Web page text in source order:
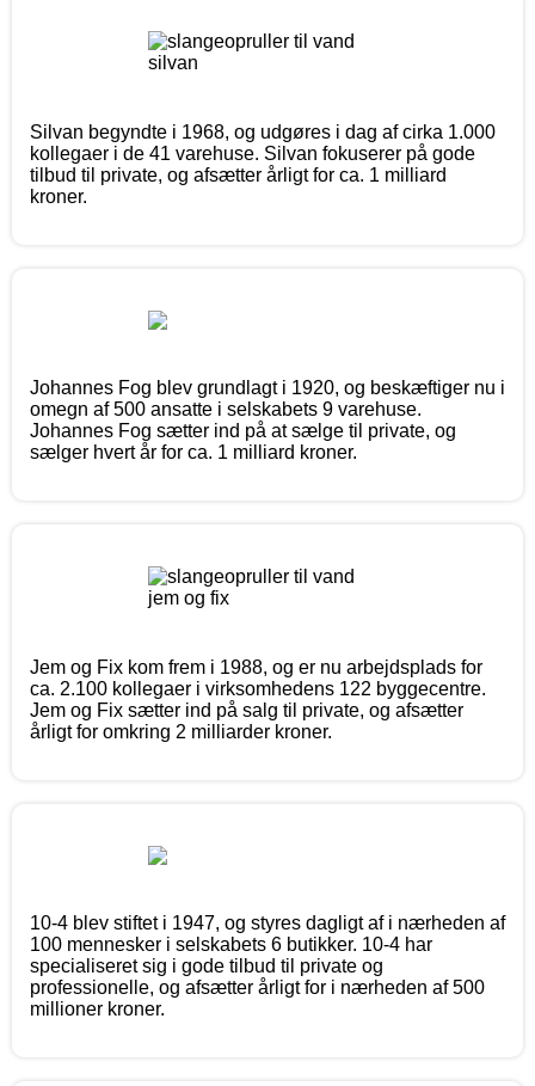
Silvan begyndte i 1968, og udgøres i dag af cirka 1.000
kollegaer i de 41 varehuse. Silvan fokuserer på gode
tilbud til private, og afsætter årligt for ca. 1 milliard
kroner.
Johannes Fog blev grundlagt i 1920, og beskæftiger nu i
omegn af 500 ansatte i selskabets 9 varehuse.
Johannes Fog sætter ind på at sælge til private, og
sælger hvert år for ca. 1 milliard kroner.
Jem og Fix kom frem i 1988, og er nu arbejdsplads for
ca. 2.100 kollegaer i virksomhedens 122 byggecentre.
Jem og Fix sætter ind på salg til private, og afsætter
årligt for omkring 2 milliarder kroner.
10-4 blev stiftet i 1947, og styres dagligt af i nærheden af
100 mennesker i selskabets 6 butikker. 10-4 har
specialiseret sig i gode tilbud til private og
professionelle, og afsætter årligt for i nærheden af 500
millioner kroner.